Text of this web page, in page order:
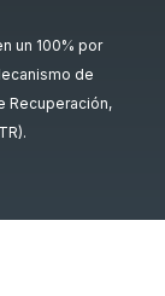
un 100% por
de
Recuperación,